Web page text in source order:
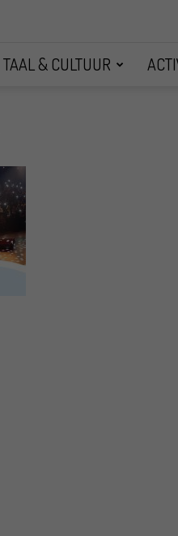
TAAL & CULTUUR